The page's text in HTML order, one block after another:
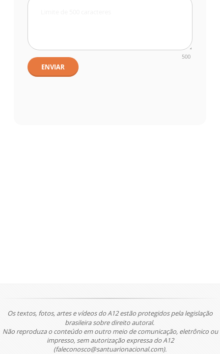
500
ENVIAR
Os textos, fotos, artes e vídeos do A12 estão protegidos pela legislação
brasileira sobre direito autoral.
Não reproduza o conteúdo em outro meio de comunicação, eletrônico ou
impresso, sem autorização expressa do A12
(faleconosco@santuarionacional.com).